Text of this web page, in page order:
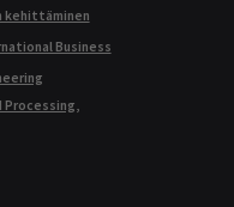
kehittäminen
Business
Processing,